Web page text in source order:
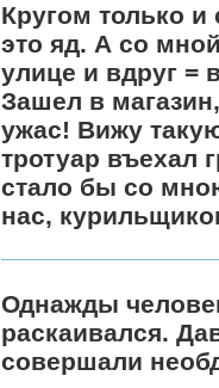
Кругом только
это яд. А со
улице и вдруг =
Зашел в
ужас! Вижу
тротуар въехал
стало бы со
нас,
Однажды
раскаивался.
совершали